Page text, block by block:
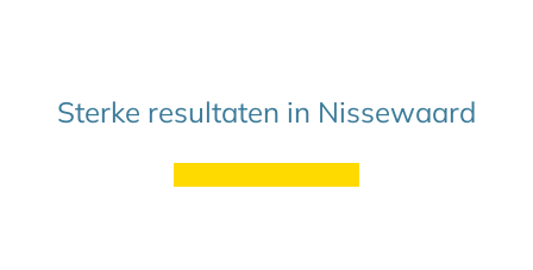
Sterke resultaten in Nissewaard